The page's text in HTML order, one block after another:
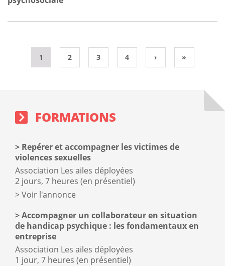
1 2 3 4 › »
block
FORMATIONS
Repérer et accompagner les victimes de
violences sexuelles
Association Les ailes déployées
2 jours, 7 heures (en présentiel)
Voir l'annonce
Accompagner un collaborateur en situation
de handicap psychique : les fondamentaux en
entreprise
Association Les ailes déployées
1 jour, 7 heures (en présentiel)